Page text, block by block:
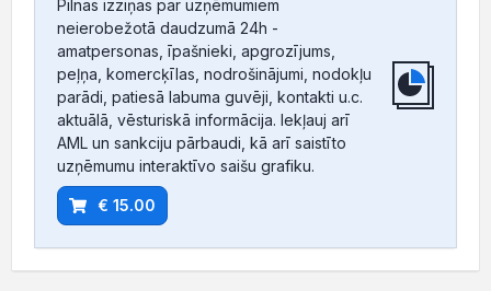
Pilnas izziņas par uzņēmumiem
neierobežotā daudzumā 24h -
amatpersonas, īpašnieki, apgrozījums,
peļņa, komercķīlas, nodrošinājumi, nodokļu
parādi, patiesā labuma guvēji, kontakti u.c.
aktuālā, vēsturiskā informācija. Iekļauj arī
AML un sankciju pārbaudi, kā arī saistīto
uzņēmumu interaktīvo saišu grafiku.
€ 15.00